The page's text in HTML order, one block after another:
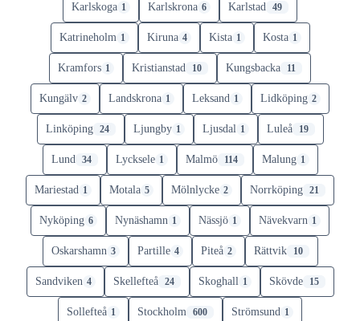
Karlskoga 1 Karlskrona 6 Karlstad 49
Katrineholm 1 Kiruna 4 Kista 1 Kosta 1
Kramfors 1 Kristianstad 10 Kungsbacka 11
Kungälv 2 Landskrona 1 Leksand 1 Lidköping 2
Linköping 24 Ljungby 1 Ljusdal 1 Luleå 19
Lund 34 Lycksele 1 Malmö 114 Malung 1
Mariestad 1 Motala 5 Mölnlycke 2 Norrköping 21
Nyköping 6 Nynäshamn 1 Nässjö 1 Nävekvarn 1
Oskarshamn 3 Partille 4 Piteå 2 Rättvik 10
Sandviken 4 Skellefteå 24 Skoghall 1 Skövde 15
Sollefteå 1 Stockholm 600 Strömsund 1